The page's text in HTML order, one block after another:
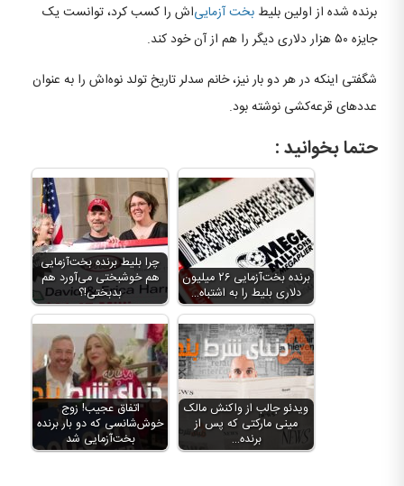
برنده شده از اولین بلیط بخت آزمایی‌اش را کسب کرد، توانست یک
جایزه ۵۰ هزار دلاری دیگر را هم از آن خود کند.
شگفتی اینکه در هر دو بار نیز، خانم سدلر تاریخ تولد نوه‌اش را به عنوان
عددهای قرعه‌کشی نوشته بود.
حتما بخوانید :
چرا بلیط برنده بخت‌آزمایی
هم خوشبختی می‌آورد هم
بدبختی!؟
برنده بخت‌آزمایی ۲۶ میلیون
دلاری بلیط را به اشتباه…
اتفاق عجیب! زوج
خوش‌شانسی که دو بار برنده
بخت‌آزمایی شد
ویدئو جالب از واکنش مالک
مینی مارکتی که پس از
برنده…